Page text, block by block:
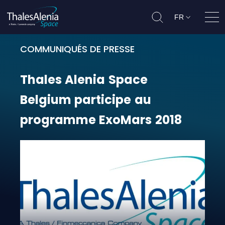
FR
COMMUNIQUÉS DE PRESSE
Thales Alenia Space Belgium
ThalesAlenia Space
Belgium participe au
programme ExoMars 2018